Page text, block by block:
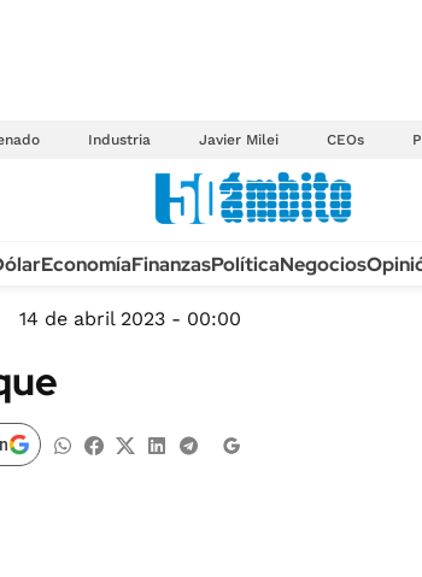
Industria Javier Milei CEOs
TECNOLOGÍA
MÉXICO
INFORMACIÓN GENERAL
EconomíaFinanzasPolíticaNegocios
14 de abril 2023 - 00:00